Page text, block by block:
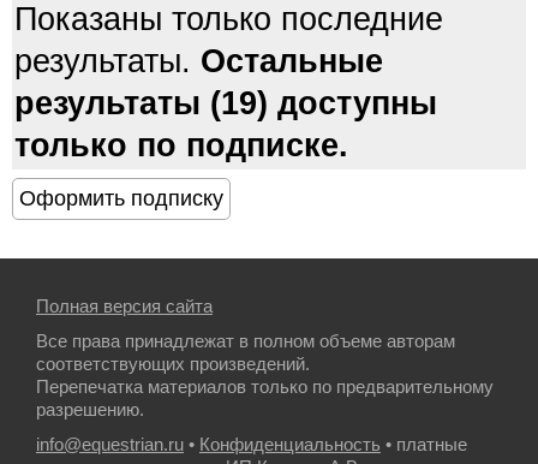
Показаны только последние
результаты. Остальные
результаты (19) доступны
только по подписке.
Полная версия сайта
Все права принадлежат в полном объеме авторам
соответствующих произведений.
Перепечатка материалов только по предварительному
разрешению.
info@equestrian.ru • Конфиденциальность • платные